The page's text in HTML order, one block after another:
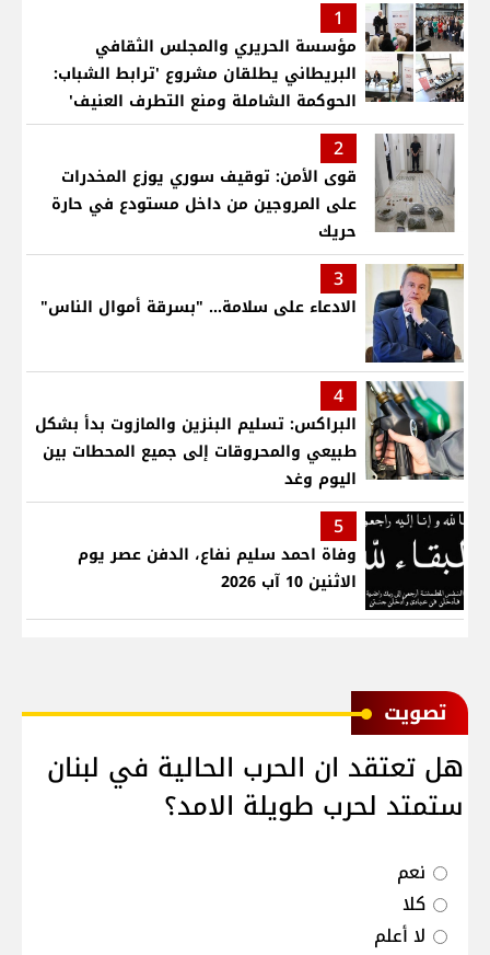
1
مؤسسة الحريري والمجلس الثقافي
البريطاني يطلقان مشروع 'ترابط الشباب:
الحوكمة الشاملة ومنع التطرف العنيف'
2
قوى الأمن: توقيف سوري يوزع المخدرات
على المروجين من داخل مستودع في حارة
حريك
3
الادعاء على سلامة... "بسرقة أموال الناس"
4
البراكس: تسليم البنزين والمازوت بدأ بشكل
طبيعي والمحروقات إلى جميع المحطات بين
اليوم وغد
5
وفاة احمد سليم نفاع، الدفن عصر يوم
الاثنين 10 آب 2026
ﺗﺼﻮﻳﺖ
هل تعتقد ان الحرب الحالية في لبنان
ستمتد لحرب طويلة الامد؟
نعم
كلا
لا أعلم